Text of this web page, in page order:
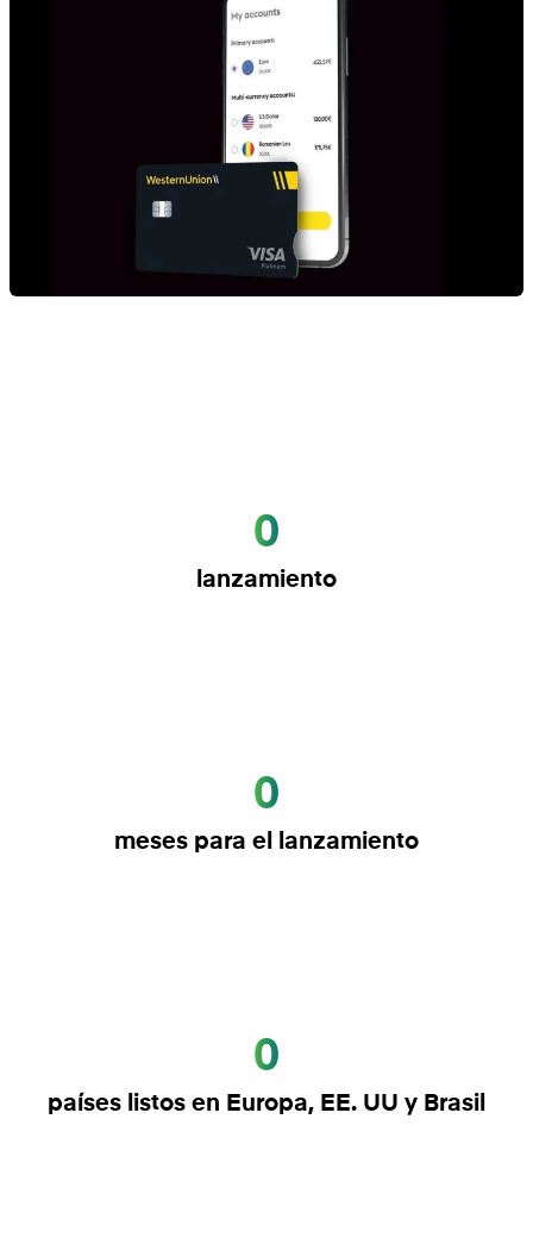
0
lanzamiento
0
meses para el lanzamiento
0
países listos en Europa, EE. UU y Brasil